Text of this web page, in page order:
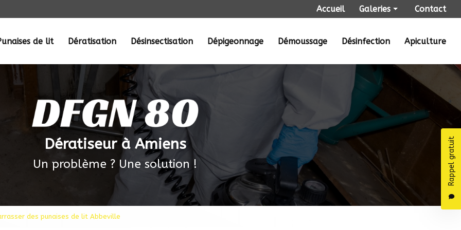
Navigation secondaire
Accueil Galeries
Dératisation
Désinsectisation
Dépigeonnage
Démoussage
Désinfection
Apiculture
Contact
Rappel gratuit
de lit
Dératisation Désinsectisation Dépigeonnage Démoussage Désinfection Apiculture
Dératiseur à Amiens
Un problème ? Une solution !
des punaises de lit Abbeville